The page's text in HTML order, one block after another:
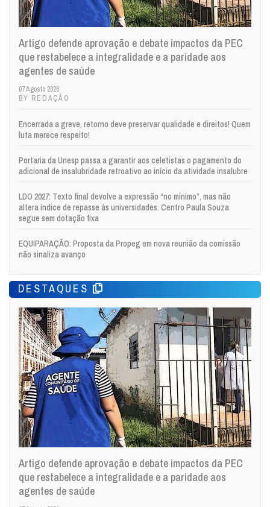
Artigo defende aprovação e debate impactos da PEC
que restabelece a integralidade e a paridade aos
agentes de saúde
07 Agosto 2026
BY REDAÇÃO
Encerrada a greve, retorno deve preservar qualidade e direitos! Quem
luta merece respeito!
Portaria da Unesp passa a garantir aos celetistas o pagamento do
adicional de insalubridade retroativo ao início da atividade insalubre
LDO 2027: Texto final devolve a expressão “no mínimo”, mas não
altera índice de repasse às universidades. Centro Paula Souza
segue sem dotação fixa
EQUIPARAÇÃO: Proposta da Propeg em nova reunião da comissão
não sinaliza avanço
DESTAQUES
Artigo defende aprovação e debate impactos da PEC
que restabelece a integralidade e a paridade aos
agentes de saúde